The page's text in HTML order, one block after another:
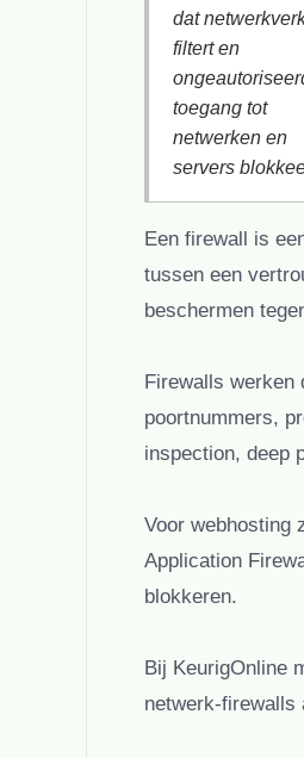
dat
filtert en
toegang tot
netwerken en
servers
Een firewall is
tussen een
beschermen
Firewalls werken
poortnummers,
inspection, deep
Voor webhosting
Application
blokkeren.
Bij KeurigOnline
netwerk-firewalls